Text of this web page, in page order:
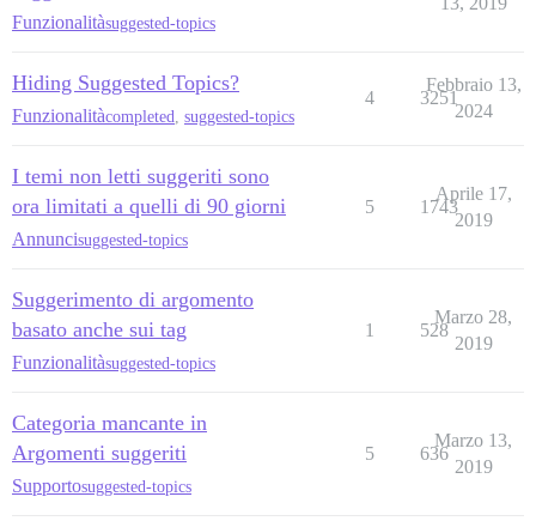
Funzionalitàsuggested-topics
Hiding Suggested Topics?
Funzionalitàcompleted suggested-topics
4 3251
Febbraio 13,
2024
I temi non letti suggeriti sono
ora limitati a quelli di 90 giorni
Annuncisuggested-topics
5 1743
Aprile 17,
2019
Suggerimento di argomento
basato anche sui tag
Funzionalitàsuggested-topics
1 528
Marzo 28,
2019
Categoria mancante in
Argomenti suggeriti
Supportosuggested-topics
5 636
Marzo 13,
2019